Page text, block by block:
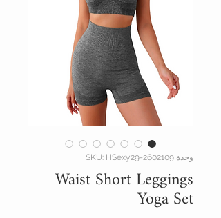
وحدة SKU: HSexy29-2602109
Waist Short Leggings
Yoga Set